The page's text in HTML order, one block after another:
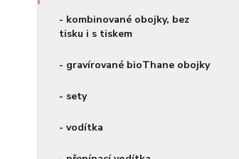
- kombinované obojky, bez
tisku i s tiskem
- gravírované bioThane obojky
- sety
- vodítka